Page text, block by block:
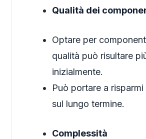
Qualità dei
Optare per
qualità può risultare
inizialmente.
Può portare a
sul lungo termine.
Complessità